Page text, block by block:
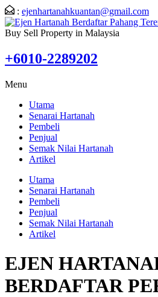
: ejenhartanahkuantan@gmail.com
Buy Sell Property in Malaysia
+6010-2289202
Menu
Utama
Senarai Hartanah
Pembeli
Penjual
Semak Nilai Hartanah
Artikel
Utama
Senarai Hartanah
Pembeli
Penjual
Semak Nilai Hartanah
Artikel
EJEN
BERDAFTAR